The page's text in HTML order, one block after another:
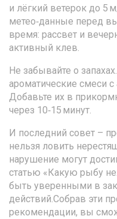
и лёгкий ветерок до 5
метео‑данные перед
время: рассвет и
активный клев.
Не забывайте о
ароматические смеси
Добавьте их в
через 10‑15 минут.
И последний совет –
нельзя ловить
нарушение могут
статью «Какую рыбу
быть уверенными в
действий.Собрав эти
рекомендации, вы